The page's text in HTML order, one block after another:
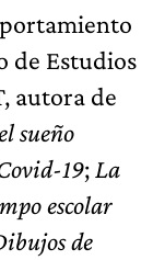
de Estudios
autora de
sueño
19; La
escolar
de